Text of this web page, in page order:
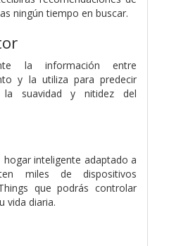
ningún tiempo en buscar.
la información entre
y la utiliza para predecir
la suavidad y nitidez del
inteligente adaptado a
miles de dispositivos
que podrás controlar
vida diaria.